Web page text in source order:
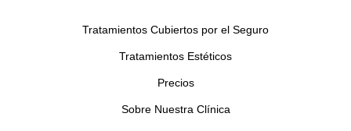
Tratamientos Cubiertos por el Seguro
Tratamientos Estéticos
Precios
Sobre Nuestra Clínica